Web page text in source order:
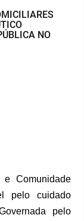
NO
Comunidade
pelo cuidado
pelo